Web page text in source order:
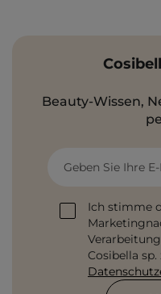
Beauty-Wissen,
Geben Sie Ihre
Ich stimme
Cosibella